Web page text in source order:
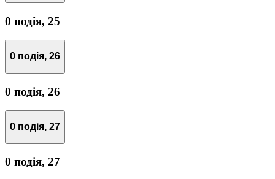
0 подія, 25
0 подія, 26
0 подія, 26
0 подія, 27
0 подія, 27